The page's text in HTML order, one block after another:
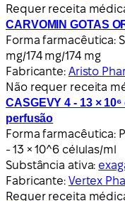
Requer receita
CARVOMIN GOTAS
Forma farmacêutica:
mg/174 mg/174 mg
Fabricante: Aristo
Não requer receita
CASGEVY 4 - 13 ×
perfusão
Forma farmacêutica:
- 13 × 10^6 células/ml
Substância ativa:
Fabricante: Vertex
Requer receita